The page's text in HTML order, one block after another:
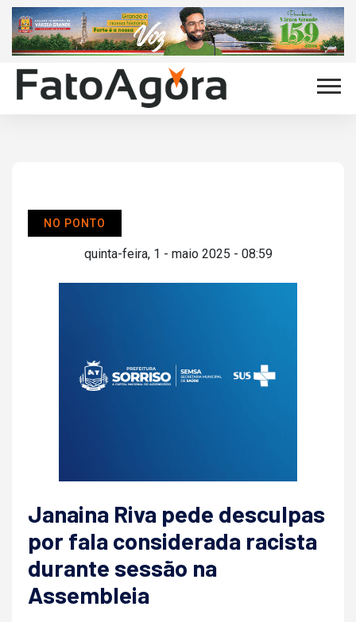
NO PONTO
quinta-feira, 1 - maio 2025 - 08:59
Janaina Riva pede desculpas
por fala considerada racista
durante sessão na
Assembleia